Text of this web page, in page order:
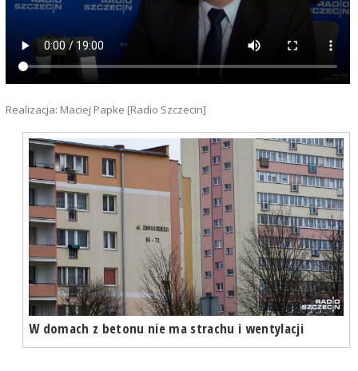
Realizacja: Maciej Papke [Radio Szczecin]
W domach z betonu nie ma strachu i wentylacji